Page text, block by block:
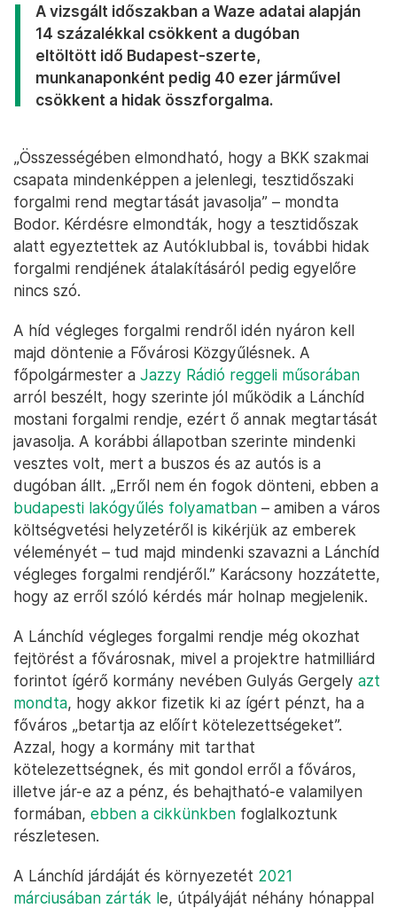
A vizsgált időszakban a Waze adatai alapján
14 százalékkal csökkent a dugóban
eltöltött idő Budapest-szerte,
munkanaponként pedig 40 ezer járművel
csökkent a hidak összforgalma.
„Összességében elmondható, hogy a BKK szakmai
csapata mindenképpen a jelenlegi, tesztidőszaki
forgalmi rend megtartását javasolja” – mondta
Bodor. Kérdésre elmondták, hogy a tesztidőszak
alatt egyeztettek az Autóklubbal is, további hidak
forgalmi rendjének átalakításáról pedig egyelőre
nincs szó.
A híd végleges forgalmi rendről idén nyáron kell
majd döntenie a Fővárosi Közgyűlésnek. A
főpolgármester a Jazzy Rádió reggeli műsorában
arról beszélt, hogy szerinte jól működik a Lánchíd
mostani forgalmi rendje, ezért ő annak megtartását
javasolja. A korábbi állapotban szerinte mindenki
vesztes volt, mert a buszos és az autós is a
dugóban állt. „Erről nem én fogok dönteni, ebben a
budapesti lakógyűlés folyamatban – amiben a város
költségvetési helyzetéről is kikérjük az emberek
véleményét – tud majd mindenki szavazni a Lánchíd
végleges forgalmi rendjéről.” Karácsony hozzátette,
hogy az erről szóló kérdés már holnap megjelenik.
A Lánchíd végleges forgalmi rendje még okozhat
fejtörést a fővárosnak, mivel a projektre hatmilliárd
forintot ígérő kormány nevében Gulyás Gergely azt
mondta, hogy akkor fizetik ki az ígért pénzt, ha a
főváros „betartja az előírt kötelezettségeket”.
Azzal, hogy a kormány mit tarthat
kötelezettségnek, és mit gondol erről a főváros,
illetve jár-e az a pénz, és behajtható-e valamilyen
formában, ebben a cikkünkben foglalkoztunk
részletesen.
A Lánchíd járdáját és környezetét 2021
márciusában zárták le, útpályáját néhány hónappal